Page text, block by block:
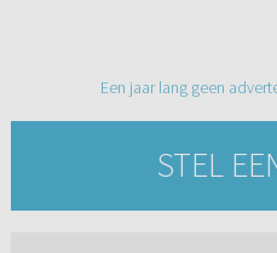
Een jaar lang geen
STEL